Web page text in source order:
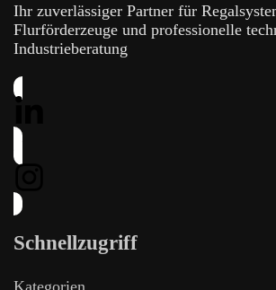
Ihr zuverlässiger Partner für
Flurförderzeuge und professionelle
Industrieberatung
Schnellzugriff